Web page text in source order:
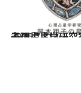
2026.7.31
心理占星学研究家 岡本翔子の星占い
占い